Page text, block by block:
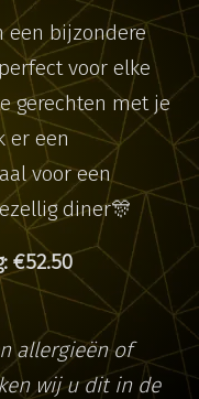
een bijzondere
voor elke
gerechten met je
er een
voor een
diner🎊
€52.50
allergieën of
wij u dit in de